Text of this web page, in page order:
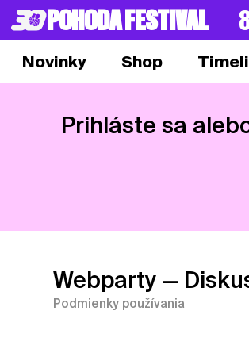
POHODA FESTIVAL
Novinky Shop
Prihláste sa
Webparty —
Podmienky používania